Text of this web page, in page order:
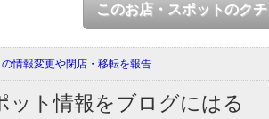
このお店・スポットのク
情報変更や閉店・移転を報告
ット情報をブログにはる